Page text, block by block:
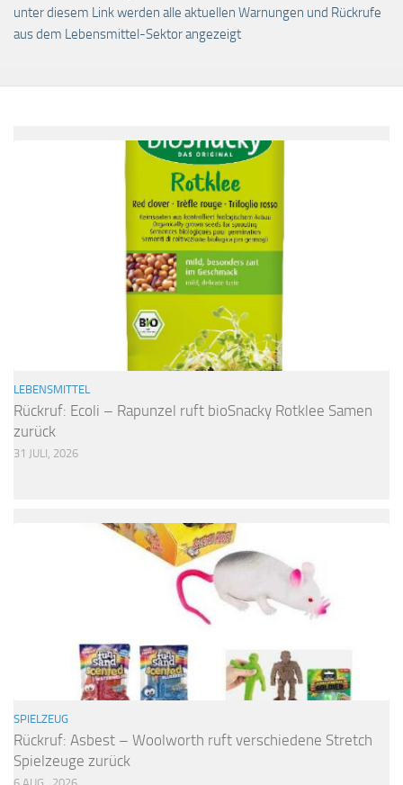
unter diesem Link werden alle aktuellen Warnungen und Rückrufe
aus dem Lebensmittel-Sektor angezeigt
LEBENSMITTEL
Rückruf: Ecoli – Rapunzel ruft bioSnacky Rotklee Samen
zurück
31 JULI, 2026
SPIELZEUG
Rückruf: Asbest – Woolworth ruft verschiedene Stretch
Spielzeuge zurück